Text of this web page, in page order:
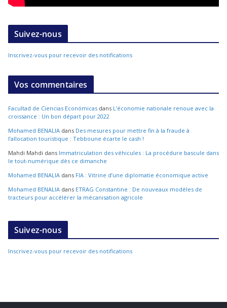
Suivez-nous
Inscrivez-vous pour recevoir des notifications
Vos commentaires
Facultad de Ciencias Económicas dans L’économie nationale renoue avec la
croissance : Un bon départ pour 2022
Mohamed BENALIA dans Des mesures pour mettre fin à la fraude à
l’allocation touristique : Tebboune écarte le cash !
Mahdi Mahdi dans Immatriculation des véhicules : La procédure bascule dans
le tout-numérique dès ce dimanche
Mohamed BENALIA dans FIA : Vitrine d’une diplomatie économique active
Mohamed BENALIA dans ETRAG Constantine : De nouveaux modèles de
tracteurs pour accélérer la mécanisation agricole
Suivez-nous
Inscrivez-vous pour recevoir des notifications